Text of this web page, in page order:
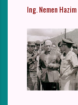
Ing. Nemen Hazim